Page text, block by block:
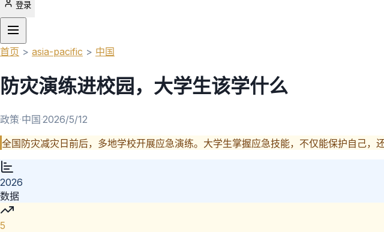
登录
首页 > asia-pacific > 中国
防灾演练进校园，大学生该学什么
政策·中国·2026/5/12
全国防灾减灾日前后，多地学校开展应急演练。大学生掌握应急技能，不仅能保护自己，
2026
数据
5